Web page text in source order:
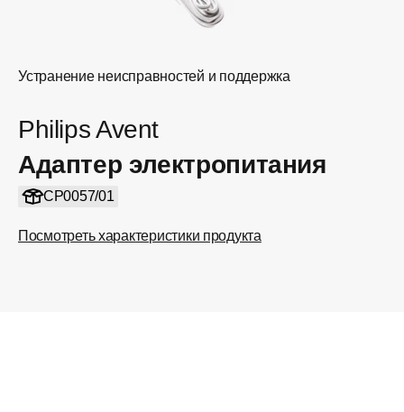
Устранение неисправностей и поддержка
Philips Avent
Адаптер электропитания
CP0057/01
Посмотреть характеристики продукта